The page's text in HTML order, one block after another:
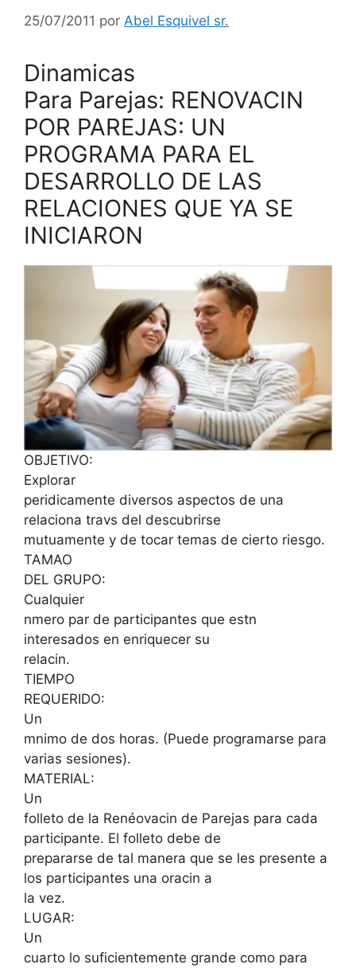
25/07/2011 por Abel Esquivel sr.
Dinamicas
Para Parejas: RENOVACIN
POR PAREJAS: UN
PROGRAMA PARA EL
DESARROLLO DE LAS
RELACIONES QUE YA SE
INICIARON
OBJETIVO:
Explorar
peridicamente diversos aspectos de una
relaciona travs del descubrirse
mutuamente y de tocar temas de cierto riesgo.
TAMAO
DEL GRUPO:
Cualquier
nmero par de participantes que estn
interesados en enriquecer su
relacin.
TIEMPO
REQUERIDO:
Un
mnimo de dos horas. (Puede programarse para
varias sesiones).
MATERIAL:
Un
folleto de la Renéovacin de Parejas para cada
participante. El folleto debe de
prepararse de tal manera que se les presente a
los participantes una oracin a
la vez.
LUGAR:
Un
cuarto lo suficientemente grande como para